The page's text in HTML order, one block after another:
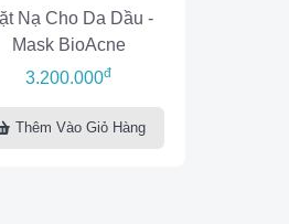
Nạ Cho Da Dầu -
Mask BioAcne
3.200.000đ
Thêm Vào Giỏ Hàng